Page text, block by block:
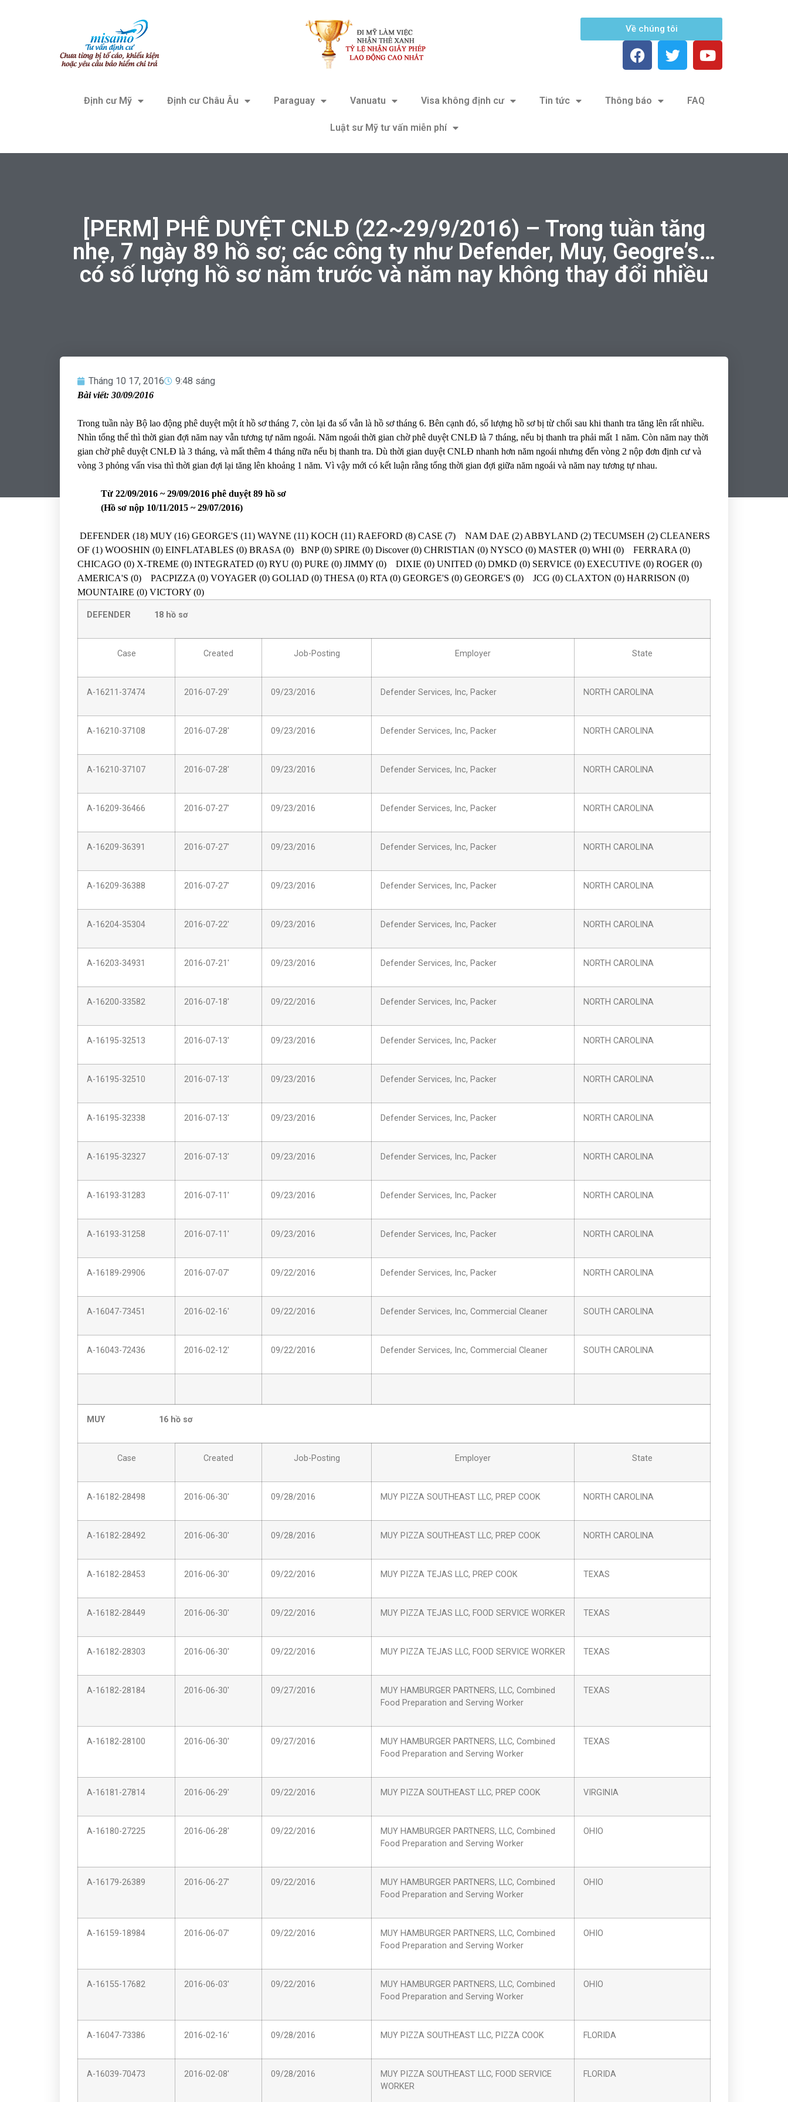
Về chúng tôi
Định cư Mỹ Định cư Châu Âu Paraguay Vanuatu Visa không định cư Tin tức Thông báo FAQ
Luật sư Mỹ tư vấn miễn phí
[PERM] PHÊ DUYỆT CNLĐ (22~29/9/2016) – Trong tuần tăng
nhẹ, 7 ngày 89 hồ sơ; các công ty như Defender, Muy, Geogre’s…
có số lượng hồ sơ năm trước và năm nay không thay đổi nhiều
Tháng 10 17, 2016 9:48 sáng
Bài viết: 30/09/2016
Trong tuần này Bộ lao động phê duyệt một ít hồ sơ tháng 7, còn lại đa số vẫn là hồ sơ tháng 6. Bên cạnh đó, số lượng hồ sơ bị từ chối sau khi thanh tra tăng lên rất nhiều.
Nhìn tổng thể thì thời gian đợi năm nay vẫn tương tự năm ngoái. Năm ngoái thời gian chờ phê duyệt CNLĐ là 7 tháng, nếu bị thanh tra phải mất 1 năm. Còn năm nay thời
gian chờ phê duyệt CNLĐ là 3 tháng, và mất thêm 4 tháng nữa nếu bị thanh tra. Dù thời gian duyệt CNLĐ nhanh hơn năm ngoái nhưng đến vòng 2 nộp đơn định cư và
vòng 3 phỏng vấn visa thì thời gian đợi lại tăng lên khoảng 1 năm. Vì vậy mới có kết luận rằng tổng thời gian đợi giữa năm ngoái và năm nay tương tự nhau.
Từ 22/09/2016 ~ 29/09/2016 phê duyệt 89 hồ sơ
(Hồ sơ nộp 10/11/2015 ~ 29/07/2016)
DEFENDER (18) MUY (16) GEORGE'S (11) WAYNE (11) KOCH (11) RAEFORD (8) CASE (7) NAM DAE (2) ABBYLAND (2) TECUMSEH (2) CLEANERS
OF (1) WOOSHIN (0) EINFLATABLES (0) BRASA (0) BNP (0) SPIRE (0) Discover (0) CHRISTIAN (0) NYSCO (0) MASTER (0) WHI (0) FERRARA (0)
CHICAGO (0) X-TREME (0) INTEGRATED (0) RYU (0) PURE (0) JIMMY (0) DIXIE (0) UNITED (0) DMKD (0) SERVICE (0) EXECUTIVE (0) ROGER (0)
AMERICA'S (0) PACPIZZA (0) VOYAGER (0) GOLIAD (0) THESA (0) RTA (0) GEORGE'S (0) GEORGE'S (0) JCG (0) CLAXTON (0) HARRISON (0)
MOUNTAIRE (0) VICTORY (0)
DEFENDER 18 hồ sơ
Case Created Job-Posting Employer State
A-16211-37474 2016-07-29' 09/23/2016 Defender Services, Inc, Packer NORTH CAROLINA
A-16210-37108 2016-07-28' 09/23/2016 Defender Services, Inc, Packer NORTH CAROLINA
A-16210-37107 2016-07-28' 09/23/2016 Defender Services, Inc, Packer NORTH CAROLINA
A-16209-36466 2016-07-27' 09/23/2016 Defender Services, Inc, Packer NORTH CAROLINA
A-16209-36391 2016-07-27' 09/23/2016 Defender Services, Inc, Packer NORTH CAROLINA
A-16209-36388 2016-07-27' 09/23/2016 Defender Services, Inc, Packer NORTH CAROLINA
A-16204-35304 2016-07-22' 09/23/2016 Defender Services, Inc, Packer NORTH CAROLINA
A-16203-34931 2016-07-21' 09/23/2016 Defender Services, Inc, Packer NORTH CAROLINA
A-16200-33582 2016-07-18' 09/22/2016 Defender Services, Inc, Packer NORTH CAROLINA
A-16195-32513 2016-07-13' 09/23/2016 Defender Services, Inc, Packer NORTH CAROLINA
A-16195-32510 2016-07-13' 09/23/2016 Defender Services, Inc, Packer NORTH CAROLINA
A-16195-32338 2016-07-13' 09/23/2016 Defender Services, Inc, Packer NORTH CAROLINA
A-16195-32327 2016-07-13' 09/23/2016 Defender Services, Inc, Packer NORTH CAROLINA
A-16193-31283 2016-07-11' 09/23/2016 Defender Services, Inc, Packer NORTH CAROLINA
A-16193-31258 2016-07-11' 09/23/2016 Defender Services, Inc, Packer NORTH CAROLINA
A-16189-29906 2016-07-07' 09/22/2016 Defender Services, Inc, Packer NORTH CAROLINA
A-16047-73451 2016-02-16' 09/22/2016 Defender Services, Inc, Commercial Cleaner SOUTH CAROLINA
A-16043-72436 2016-02-12' 09/22/2016 Defender Services, Inc, Commercial Cleaner SOUTH CAROLINA
MUY 16 hồ sơ
Case Created Job-Posting Employer State
A-16182-28498 2016-06-30' 09/28/2016 MUY PIZZA SOUTHEAST LLC, PREP COOK NORTH CAROLINA
A-16182-28492 2016-06-30' 09/28/2016 MUY PIZZA SOUTHEAST LLC, PREP COOK NORTH CAROLINA
A-16182-28453 2016-06-30' 09/22/2016 MUY PIZZA TEJAS LLC, PREP COOK TEXAS
A-16182-28449 2016-06-30' 09/22/2016 MUY PIZZA TEJAS LLC, FOOD SERVICE WORKER TEXAS
A-16182-28303 2016-06-30' 09/22/2016 MUY PIZZA TEJAS LLC, FOOD SERVICE WORKER TEXAS
A-16182-28184 2016-06-30' 09/27/2016
MUY HAMBURGER PARTNERS, LLC, Combined
Food Preparation and Serving Worker
TEXAS
A-16182-28100 2016-06-30' 09/27/2016
MUY HAMBURGER PARTNERS, LLC, Combined
Food Preparation and Serving Worker
TEXAS
A-16181-27814 2016-06-29' 09/22/2016 MUY PIZZA SOUTHEAST LLC, PREP COOK VIRGINIA
A-16180-27225 2016-06-28' 09/22/2016
MUY HAMBURGER PARTNERS, LLC, Combined
Food Preparation and Serving Worker
OHIO
A-16179-26389 2016-06-27' 09/22/2016
MUY HAMBURGER PARTNERS, LLC, Combined
Food Preparation and Serving Worker
OHIO
A-16159-18984 2016-06-07' 09/22/2016
MUY HAMBURGER PARTNERS, LLC, Combined
Food Preparation and Serving Worker
OHIO
A-16155-17682 2016-06-03' 09/22/2016
MUY HAMBURGER PARTNERS, LLC, Combined
Food Preparation and Serving Worker
OHIO
A-16047-73386 2016-02-16' 09/28/2016 MUY PIZZA SOUTHEAST LLC, PIZZA COOK FLORIDA
A-16039-70473 2016-02-08' 09/28/2016
MUY PIZZA SOUTHEAST LLC, FOOD SERVICE
WORKER
FLORIDA